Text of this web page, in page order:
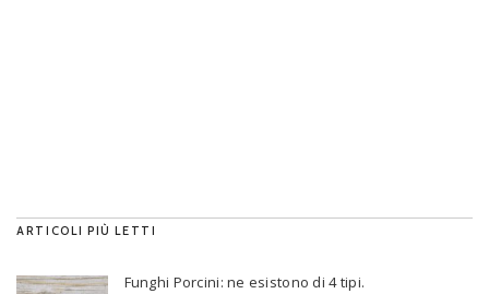
ARTICOLI PIÙ LETTI
Funghi Porcini: ne esistono di 4 tipi.